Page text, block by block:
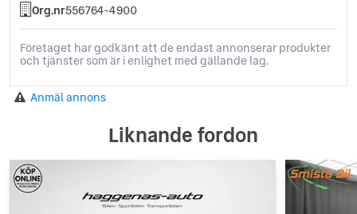
Org.nr556764-4900
Företaget har godkänt att de endast annonserar produkter
och tjänster som är i enlighet med gällande lag.
Anmäl annons
Liknande fordon